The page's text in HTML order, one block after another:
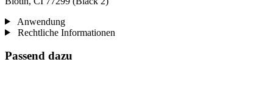
Anwendung
Rechtliche Informationen
Passend dazu